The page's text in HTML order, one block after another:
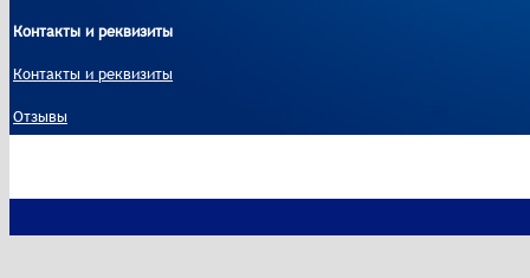
Контакты и реквизиты
Контакты и реквизиты
Отзывы